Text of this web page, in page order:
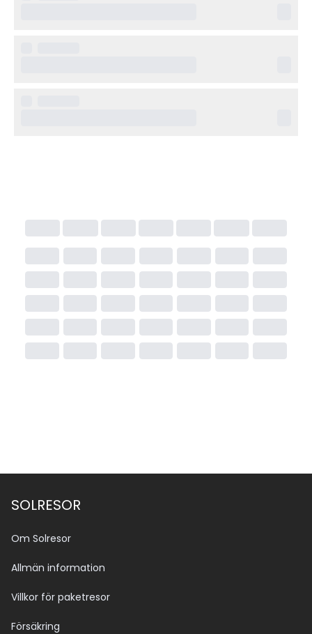
SOLRESOR
Om Solresor
Allmän information
Villkor för paketresor
Försäkring